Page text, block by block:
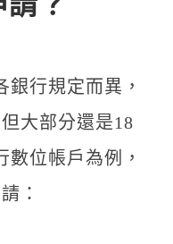
？
行規定而異，
大部分還是18
位帳戶為例，
：